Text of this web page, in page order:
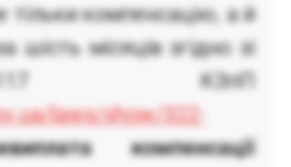
тільки компенсацію, а й
шість місяців згідно зі
КЗпП
laws/show/322-
компенсації